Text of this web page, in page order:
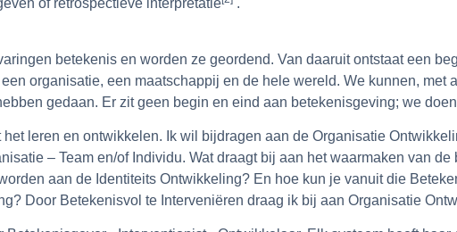
of retrospectieve interpretatie
.
betekenis en worden ze geordend. Van daaruit ontstaat een
organisatie, een maatschappij en de hele wereld. We kunnen, met
gedaan. Er zit geen begin en eind aan betekenisgeving; we
leren en ontwikkelen. Ik wil bijdragen aan de Organisatie
– Team en/of Individu. Wat draagt bij aan het waarmaken van
aan de Identiteits Ontwikkeling? En hoe kun je vanuit die
Door Betekenisvol te Interveniëren draag ik bij aan Organisatie